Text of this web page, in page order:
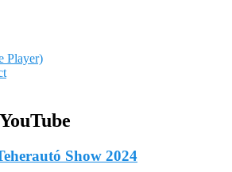
Player)
YouTube
Show 2024